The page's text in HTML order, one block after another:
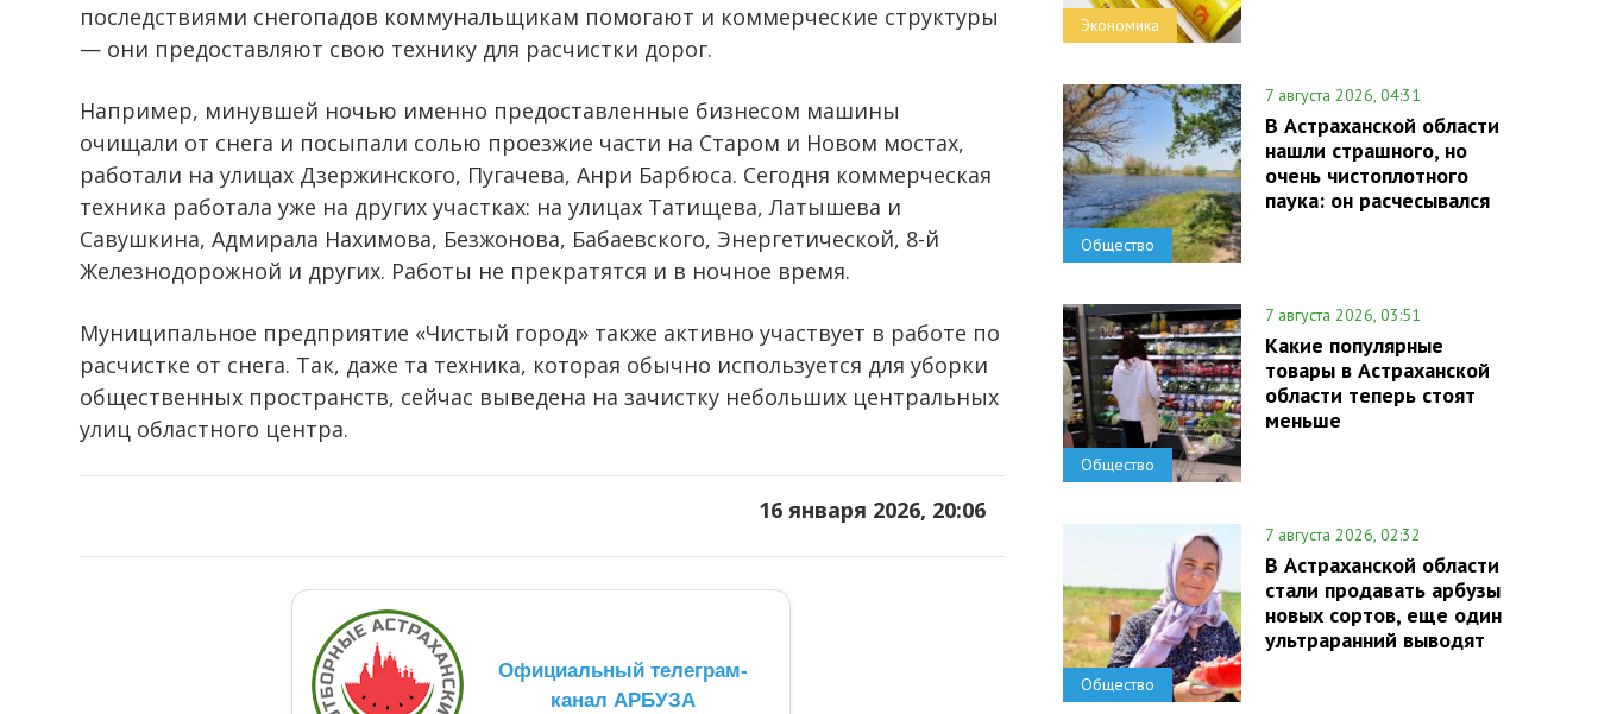
последствиями снегопадов коммунальщикам помогают и коммерческие структуры
— они предоставляют свою технику для расчистки дорог.
Например, минувшей ночью именно предоставленные бизнесом машины
очищали от снега и посыпали солью проезжие части на Старом и Новом мостах,
работали на улицах Дзержинского, Пугачева, Анри Барбюса. Сегодня коммерческая
техника работала уже на других участках: на улицах Татищева, Латышева и
Савушкина, Адмирала Нахимова, Безжонова, Бабаевского, Энергетической, 8-й
Железнодорожной и других. Работы не прекратятся и в ночное время.
Муниципальное предприятие «Чистый город» также активно участвует в работе по
расчистке от снега. Так, даже та техника, которая обычно используется для уборки
общественных пространств, сейчас выведена на зачистку небольших центральных
улиц областного центра.
16 января 2026, 20:06
Официальный телеграм-
канал АРБУЗА
Экономика
Общество
7 августа 2026, 04:31
В Астраханской области
нашли страшного, но
очень чистоплотного
паука: он расчесывался
Общество
7 августа 2026, 03:51
Какие популярные
товары в Астраханской
области теперь стоят
меньше
Общество
7 августа 2026, 02:32
В Астраханской области
стали продавать арбузы
новых сортов, еще один
ультраранний выводят